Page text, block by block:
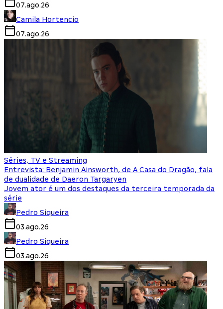
07.ago.26
Camila Hortencio
07.ago.26
Séries, TV e Streaming
Entrevista: Benjamin Ainsworth, de A Casa do Dragão, fala
de dualidade de Daeron Targaryen
Jovem ator é um dos destaques da terceira temporada da
série
Pedro Siqueira
03.ago.26
Pedro Siqueira
03.ago.26